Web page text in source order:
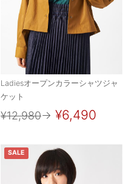
Ladiesオープンカラーシャツジャ
ケット
¥12,980→ ¥6,490
SALE